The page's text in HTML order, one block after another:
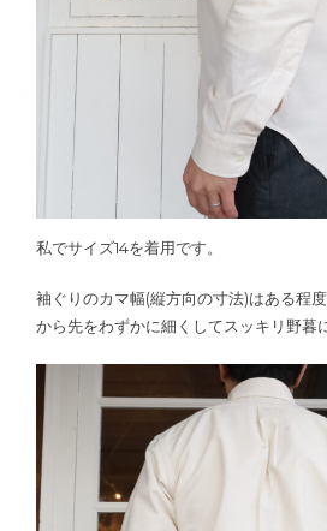
私でサイズ14を着用です。
袖ぐりのカマ幅(縦方向の寸法)はある程
から先をわずかに細くしてスッキリ野暮